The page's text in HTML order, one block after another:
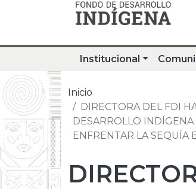
Institucional
Inicio
DIRECTORA DEL FDI
DESARROLLO
ENFRENTAR LA SEQUÍA